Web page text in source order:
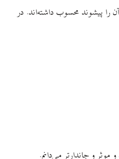
پیشوند محسوب داشته‌اند. در
و جاندارتر می‌دانم.